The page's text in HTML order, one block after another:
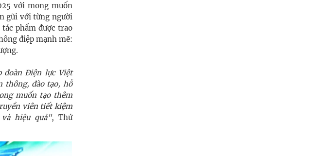
với mong muốn
gũi với từng người
phẩm được trao
điệp mạnh mẽ:
đoàn Điện lực Việt
thông, đào tạo, hỗ
muốn tạo thêm
viên tiết kiệm
hiệu quả", Thứ